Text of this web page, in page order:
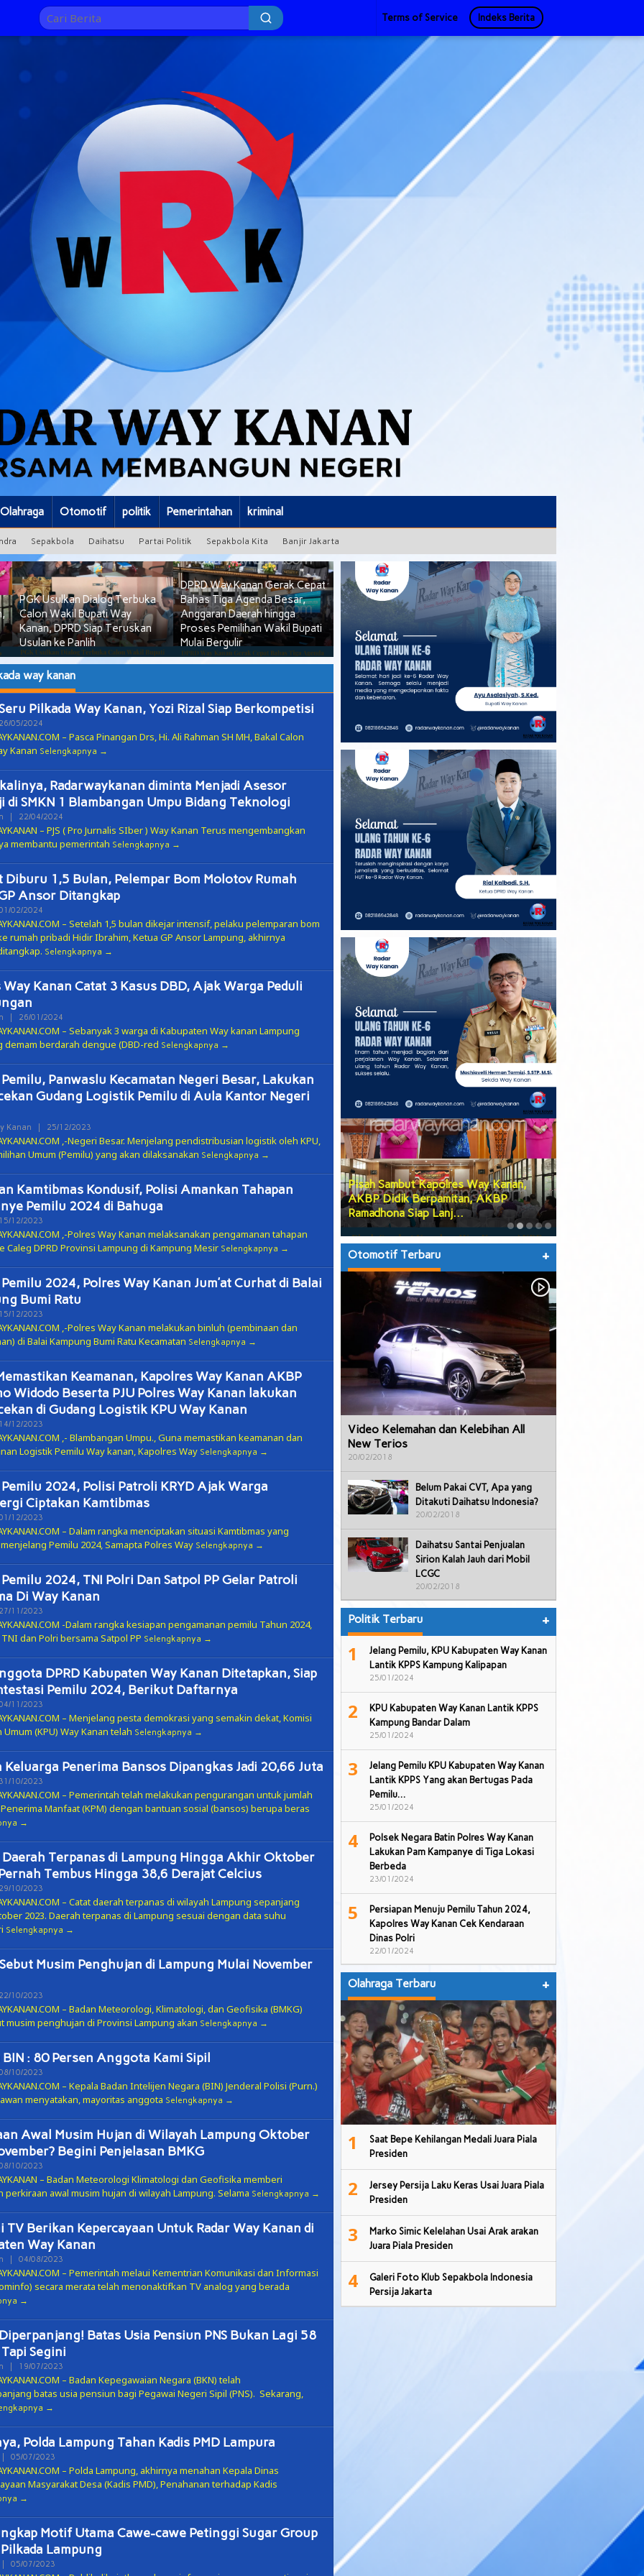
Terms of Service Indeks Berita
Olahraga Otomotif politik Pemerintahan kriminal
Sepakbola Daihatsu Partai Politik Sepakbola Kita Banjir Jakarta
PGK Usulkan Dialog Terbuka
Calon Wakil Bupati Way
Kanan, DPRD Siap Teruskan
Usulan ke Panlih
DPRD Way Kanan Gerak Cepat
Bahas Tiga Agenda Besar,
Anggaran Daerah hingga
Proses Pemilihan Wakil Bupati
Mulai Bergulir
Pemkab Way Kanan Tuntaskan
Tiga Agenda Strategis
Sekaligus, APBD 2027
Disahkan dan Dua Calon Wakil
Bupati Resmi Diusulkan
Warga 2 Kecamatan
Pertanyakan Keberadaan
Kabel Wifi yang diduga secara
Illegal Nempel di Tiang PLN
way kanan
Pilkada Way Kanan, Yozi Rizal Siap Berkompetisi
26/05/2024
ADMIN – Pasca Pinangan Drs, Hi. Ali Rahman SH MH, Bakal Calon
Kanan Selengkapnya
Radarwaykanan diminta Menjadi Asesor
di SMKN 1 Blambangan Umpu Bidang Teknologi
22/04/2024
ADMIN
– PJS ( Pro Jurnalis SIber ) Way Kanan Terus mengembangkan
membantu pemerintah Selengkapnya
Diburu 1,5 Bulan, Pelempar Bom Molotov Rumah
Ansor Ditangkap
02/2024
ADMIN
– Setelah 1,5 bulan dikejar intensif, pelaku pelemparan bom
rumah pribadi Hidir Ibrahim, Ketua GP Ansor Lampung, akhirnya
Selengkapnya
Way Kanan Catat 3 Kasus DBD, Ajak Warga Peduli
26/01/2024
ADMIN
– Sebanyak 3 warga di Kabupaten Way kanan Lampung
demam berdarah dengue (DBD-red Selengkapnya
Panwaslu Kecamatan Negeri Besar, Lakukan
Gudang Logistik Pemilu di Aula Kantor Negeri
Kanan 25/12/2023
ADMIN
,-Negeri Besar. Menjelang pendistribusian logistik oleh KPU,
Umum (Pemilu) yang akan dilaksanakan Selengkapnya
Kamtibmas Kondusif, Polisi Amankan Tahapan
Pemilu 2024 di Bahuga
15/12/2023
ADMIN
,-Polres Way Kanan melaksanakan pengamanan tahapan
Caleg DPRD Provinsi Lampung di Kampung Mesir Selengkapnya
2024, Polres Way Kanan Jum’at Curhat di Balai
Bumi Ratu
15/12/2023
ADMIN
,-Polres Way Kanan melakukan binluh (pembinaan dan
di Balai Kampung Bumi Ratu Kecamatan Selengkapnya
Keamanan, Kapolres Way Kanan AKBP
Widodo Beserta PJU Polres Way Kanan lakukan
di Gudang Logistik KPU Way Kanan
14/12/2023
ADMIN
,- Blambangan Umpu., Guna memastikan keamanan dan
Logistik Pemilu Way kanan, Kapolres Way Selengkapnya
2024, Polisi Patroli KRYD Ajak Warga
Ciptakan Kamtibmas
12/2023
ADMIN
– Dalam rangka menciptakan situasi Kamtibmas yang
Pemilu 2024, Samapta Polres Way Selengkapnya
2024, TNI Polri Dan Satpol PP Gelar Patroli
Di Way Kanan
27/11/2023
ADMIN -Dalam rangka kesiapan pengamanan pemilu Tahun 2024,
dan Polri bersama Satpol PP Selengkapnya
DPRD Kabupaten Way Kanan Ditetapkan, Siap
Pemilu 2024, Berikut Daftarnya
11/2023
ADMIN
– Menjelang pesta demokrasi yang semakin dekat, Komisi
Umum (KPU) Way Kanan telah Selengkapnya
Keluarga Penerima Bansos Dipangkas Jadi 20,66 Juta
31/10/2023
ADMIN
– Pemerintah telah melakukan pengurangan untuk jumlah
Manfaat (KPM) dengan bantuan sosial (bansos) berupa beras
Terpanas di Lampung Hingga Akhir Oktober
Tembus Hingga 38,6 Derajat Celcius
29/10/2023
ADMIN
– Catat daerah terpanas di wilayah Lampung sepanjang
2023. Daerah terpanas di Lampung sesuai dengan data suhu
Selengkapnya
Musim Penghujan di Lampung Mulai November
22/10/2023
ADMIN
– Badan Meteorologi, Klimatologi, dan Geofisika (BMKG)
musim penghujan di Provinsi Lampung akan Selengkapnya
BIN : 80 Persen Anggota Kami Sipil
10/2023
ADMIN
– Kepala Badan Intelijen Negara (BIN) Jenderal Polisi (Purn.)
menyatakan, mayoritas anggota Selengkapnya
Awal Musim Hujan di Wilayah Lampung Oktober
Begini Penjelasan BMKG
10/2023
ADMIN
– Badan Meteorologi Klimatologi dan Geofisika memberi
perkiraan awal musim hujan di wilayah Lampung. Selama Selengkapnya
TV Berikan Kepercayaan Untuk Radar Way Kanan di
Way Kanan
04/08/2023
ADMIN
– Pemerintah melaui Kementrian Komunikasi dan Informasi
secara merata telah menonaktifkan TV analog yang berada
Batas Usia Pensiun PNS Bukan Lagi 58
Segini
19/07/2023
ADMIN
– Badan Kepegawaian Negara (BKN) telah
batas usia pensiun bagi Pegawai Negeri Sipil (PNS). Sekarang,
Polda Lampung Tahan Kadis PMD Lampura
05/07/2023
ADMIN– Polda Lampung, akhirnya menahan Kepala Dinas
Masyarakat Desa (Kadis PMD), Penahanan terhadap Kadis
Motif Utama Cawe-cawe Petinggi Sugar Group
Lampung
05/07/2023
ADMIN
Tuntaskan Tiga
Sekaligus, APBD
Warga 2 Kecamatan Pertanyakan
Keberadaan Kabel Wifi yang diduga
secara Illegal N…
Pisah Sambut Kapolres Way Kanan,
AKBP Didik Berpamitan, AKBP
Ramadhona Siap Lanj…
Otomotif Terbaru +
Video Kelemahan dan Kelebihan All
New Terios
20/02/2018
Belum Pakai CVT, Apa yang
Ditakuti Daihatsu Indonesia?
20/02/2018
Daihatsu Santai Penjualan
Sirion Kalah Jauh dari Mobil
LCGC
20/02/2018
Politik Terbaru +
1
Jelang Pemilu, KPU Kabupaten Way Kanan
Lantik KPPS Kampung Kalipapan
25/01/2024
2
KPU Kabupaten Way Kanan Lantik KPPS
Kampung Bandar Dalam
25/01/2024
3
Jelang Pemilu KPU Kabupaten Way Kanan
Lantik KPPS Yang akan Bertugas Pada
Pemilu…
25/01/2024
4
Polsek Negara Batin Polres Way Kanan
Lakukan Pam Kampanye di Tiga Lokasi
Berbeda
23/01/2024
5
Persiapan Menuju Pemilu Tahun 2024,
Kapolres Way Kanan Cek Kendaraan
Dinas Polri
22/01/2024
Olahraga Terbaru +
1
Saat Bepe Kehilangan Medali Juara Piala
Presiden
2
Jersey Persija Laku Keras Usai Juara Piala
Presiden
3
Marko Simic Kelelahan Usai Arak arakan
Juara Piala Presiden
4
Galeri Foto Klub Sepakbola Indonesia
Persija Jakarta